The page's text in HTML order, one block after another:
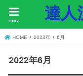
達人
menu
HOME 2022年 6月
2022年6月